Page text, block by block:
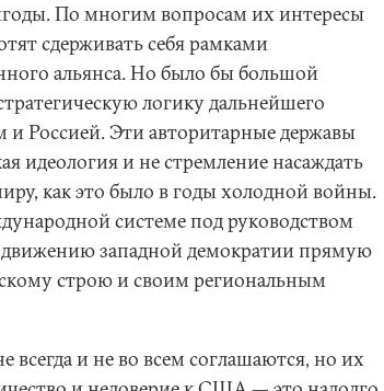
По многим вопросам их интересы
сдерживать себя рамками
альянса. Но было бы большой
логику дальнейшего
Россией. Эти авторитарные державы
идеология и не стремление насаждать
как это было в годы холодной войны.
системе под руководством
западной демократии прямую
строю и своим региональным
всегда и не во всем соглашаются, но их